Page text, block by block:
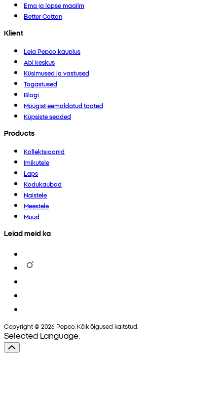
Ema ja lapse maailm
Better Cotton
Klient
Leia Pepco kauplus
Abi keskus
Küsimused ja vastused
Tagastused
Blogi
Müügist eemaldatud tooted
Küpsiste seaded
Products
Kollektsioonid
Imikutele
Laps
Kodukaubad
Naistele
Meestele
Muud
Leiad meid ka
Copyright © 2026 Pepco. Kõik õigused kaitstud.
Selected Language: